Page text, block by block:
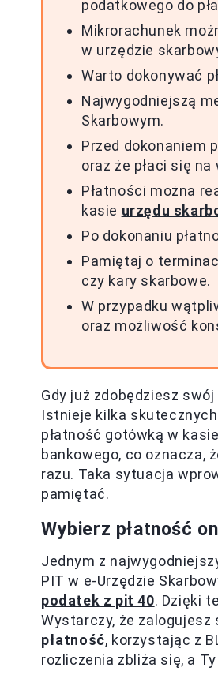
podatkowego do
Mikrorachunek
w urzędzie
Warto dokonywać
Najwygodniejszą
Skarbowym.
Przed dokonaniem
oraz że płaci się
Płatności można
kasie urzędu
Po dokonaniu
Pamiętaj o
czy kary skarbowe.
W przypadku
oraz możliwość
Gdy już zdobędziesz
Istnieje kilka
płatność gotówką w
bankowego, co oznacza,
razu. Taka sytuacja
pamiętać.
Wybierz płatność
Jednym z
PIT w e-Urzędzie
podatek z pit 40. Dzięki
Wystarczy, że zalogujesz
płatność, korzystając z
rozliczenia zbliża się, a